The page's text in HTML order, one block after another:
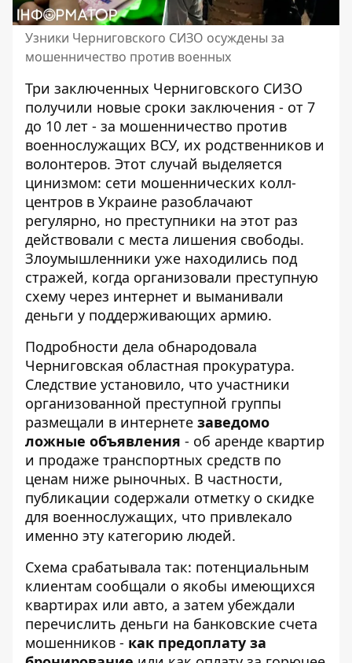
Узники Черниговского СИЗО осуждены за
мошенничество против военных
Три заключенных Черниговского СИЗО
получили новые сроки заключения - от 7
до 10 лет - за мошенничество против
военнослужащих ВСУ, их родственников и
волонтеров. Этот случай выделяется
цинизмом: сети мошеннических колл-
центров в Украине разоблачают
регулярно, но преступники на этот раз
действовали с места лишения свободы.
Злоумышленники уже находились под
стражей, когда организовали преступную
схему через интернет и выманивали
деньги у поддерживающих армию.
Подробности дела обнародовала
Черниговская областная прокуратура.
Следствие установило, что участники
организованной преступной группы
размещали в интернете заведомо
ложные объявления - об аренде квартир
и продаже транспортных средств по
ценам ниже рыночных. В частности,
публикации содержали отметку о скидке
для военнослужащих, что привлекало
именно эту категорию людей.
Схема срабатывала так: потенциальным
клиентам сообщали о якобы имеющихся
квартирах или авто, а затем убеждали
перечислить деньги на банковские счета
мошенников - как предоплату за